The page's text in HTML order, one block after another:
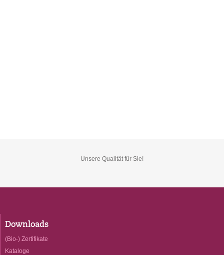
Unsere Qualität für Sie!
Downloads
(Bio-) Zertifikate
Kataloge